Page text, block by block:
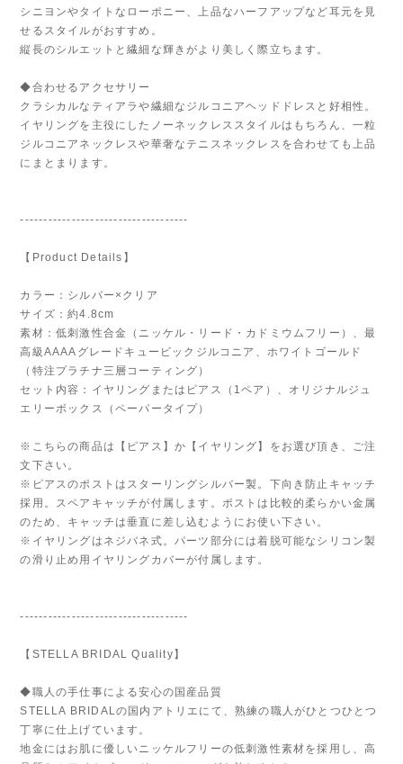
シニヨンやタイトなローポニー、上品なハーフアップなど耳元を見
せるスタイルがおすすめ。
縦長のシルエットと繊細な輝きがより美しく際立ちます。
◆合わせるアクセサリー
クラシカルなティアラや繊細なジルコニアヘッドドレスと好相性。
イヤリングを主役にしたノーネックレススタイルはもちろん、一粒
ジルコニアネックレスや華奢なテニスネックレスを合わせても上品
にまとまります。
------------------------------------
【Product Details】
カラー：シルバー×クリア
サイズ：約4.8cm
素材：低刺激性合金（ニッケル・リード・カドミウムフリー）、最
高級AAAAグレードキュービックジルコニア、ホワイトゴールド
（特注プラチナ三層コーティング）
セット内容：イヤリングまたはピアス（1ペア）、オリジナルジュ
エリーボックス（ペーパータイプ）
※こちらの商品は【ピアス】か【イヤリング】をお選び頂き、ご注
文下さい。
※ピアスのポストはスターリングシルバー製。下向き防止キャッチ
採用。スペアキャッチが付属します。ポストは比較的柔らかい金属
のため、キャッチは垂直に差し込むようにお使い下さい。
※イヤリングはネジバネ式。パーツ部分には着脱可能なシリコン製
の滑り止め用イヤリングカバーが付属します。
------------------------------------
【STELLA BRIDAL Quality】
◆職人の手仕事による安心の国産品質
STELLA BRIDALの国内アトリエにて、熟練の職人がひとつひとつ
丁寧に仕上げています。
地金にはお肌に優しいニッケルフリーの低刺激性素材を採用し、高